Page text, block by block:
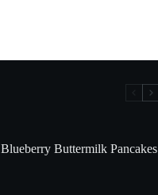
Blueberry Buttermilk Pancakes